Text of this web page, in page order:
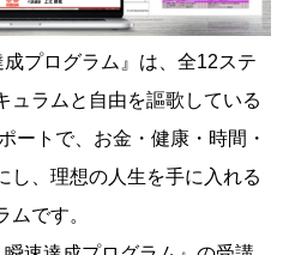
成プログラム』は、全12ステ
ュラムと自由を謳歌している
ートで、お金・健康・時間・
し、理想の人生を手に入れる
ムです。